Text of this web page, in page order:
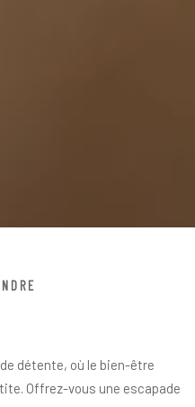
détente, où le bien-être
Offrez-vous une escapade